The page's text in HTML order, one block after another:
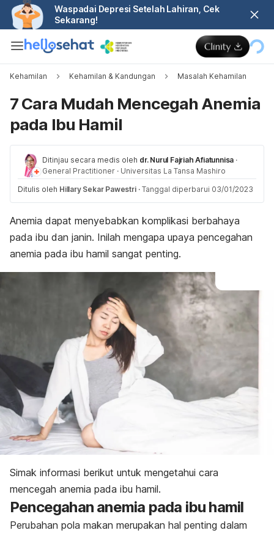
Waspadai Depresi Setelah Lahiran, Cek
Sekarang!
Kehamilan Kehamilan & Kandungan Masalah Kehamilan
7 Cara Mudah Mencegah Anemia
pada Ibu Hamil
Ditinjau secara medis oleh dr. Nurul Fajriah Afiatunnisa ·
General Practitioner · Universitas La Tansa Mashiro
Ditulis oleh Hillary Sekar Pawestri · Tanggal diperbarui 03/01/2023
Anemia dapat menyebabkan komplikasi berbahaya
pada ibu dan janin. Inilah mengapa upaya pencegahan
anemia pada ibu hamil sangat penting.
Simak informasi berikut untuk mengetahui cara
mencegah anemia pada ibu hamil.
Pencegahan anemia pada ibu hamil
Perubahan pola makan merupakan hal penting dalam